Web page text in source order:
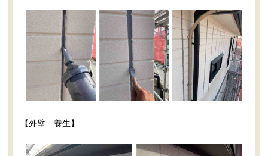
【外壁 養生】